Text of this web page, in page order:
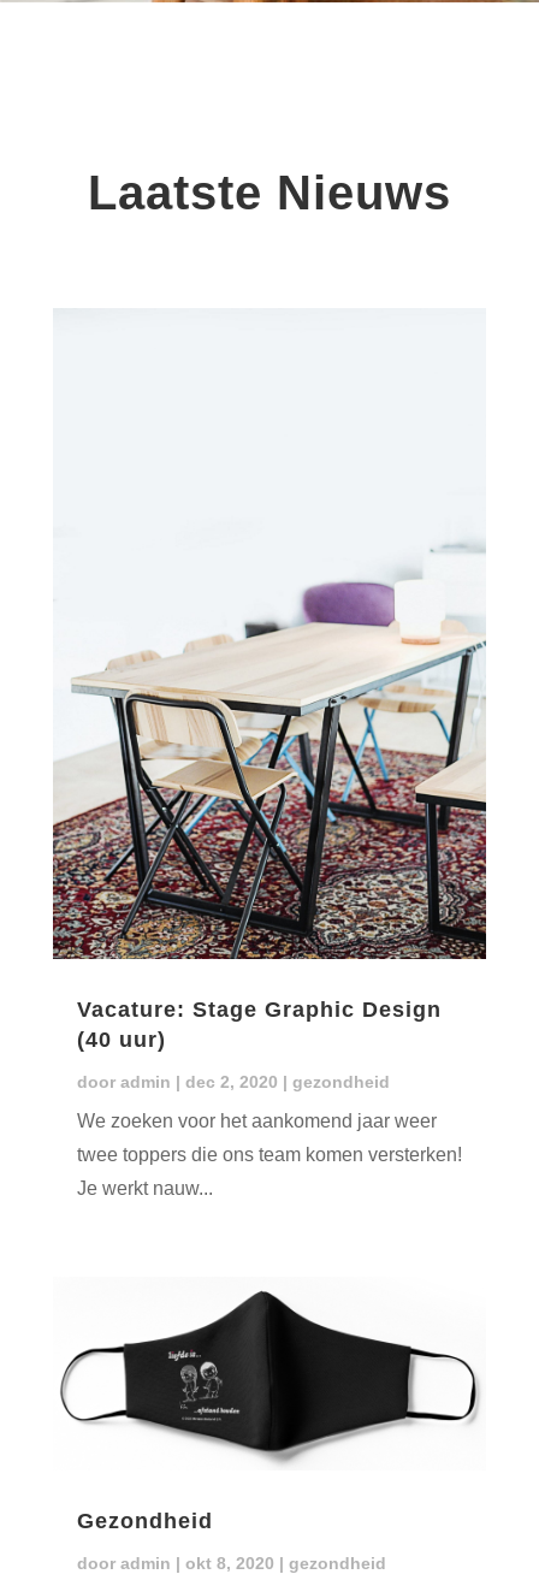
Laatste Nieuws
Vacature: Stage Graphic Design
(40 uur)
door admin | dec 2, 2020 | gezondheid
We zoeken voor het aankomend jaar weer
twee toppers die ons team komen versterken!
Je werkt nauw...
Gezondheid
door admin | okt 8, 2020 | gezondheid